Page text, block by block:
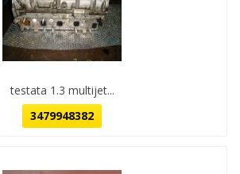
testata 1.3 multijet...
3479948382